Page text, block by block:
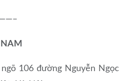
NAM
ngõ 106 đường Nguyễn Ngọc